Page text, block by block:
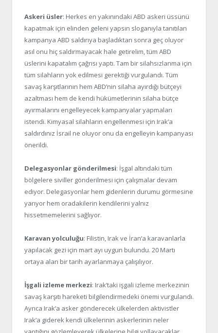
Askeri üsler: Herkes en yakınındaki ABD askeri üssünü
kapatmak için elinden geleni yapsın sloganıyla tanıtılan
kampanya ABD saldırıya başladıktan sonra geç oluyor
asıl onu hiç saldırmayacak hale getirelim, tüm ABD
üslerini kapatalım çağrısı yaptı. Tam bir silahsızlanma için
tüm silahların yok edilmesi gerektiği vurgulandı. Tüm
savaş karşıtlarının hem ABD’nin silaha ayırdığı bütçeyi
azaltması hem de kendi hükümetlerinin silaha bütçe
ayırmalarını engelleyecek kampanyalar yapmaları
istendi. Kimyasal silahların engellenmesi için Irak’a
saldırdınız İsrail ne oluyor onu da engelleyin kampanyası
önerildi.
Delegasyonlar gönderilmesi: İşgal altındaki tüm
bölgelere siviller gönderilmesi için çalışmalar devam
ediyor. Delegasyonlar hem gidenlerin durumu görmesine
yarıyor hem oradakilerin kendilerini yalnız
hissetmemelerini sağlıyor.
Karavan yolculuğu: Filistin, Irak ve İran’a karavanlarla
yapılacak gezi için mart ayı uygun bulundu. 20 Martı
ortaya alan bir tarih ayarlanmaya çalışılıyor.
İşgali izleme merkezi: Irak’taki işgali izleme merkezinin
savaş karşıtı hareketi bilgilendirmedeki önemi vurgulandı.
Ayrıca Irak’a asker gönderecek ülkelerden aktivistler
Irak’a giderek kendi ülkelerinin askerlerinin neler